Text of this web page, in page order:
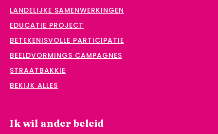
LANDELIJKE SAMENWERKINGEN
EDUCATIE PROJECT
BETEKENISVOLLE PARTICIPATIE
BEELDVORMINGS CAMPAGNES
STRAATBAKKIE
BEKIJK ALLES
Ik wil ander beleid